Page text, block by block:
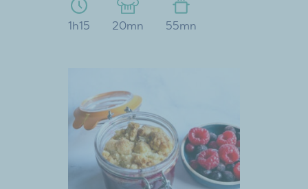
1h15 20mn 55mn